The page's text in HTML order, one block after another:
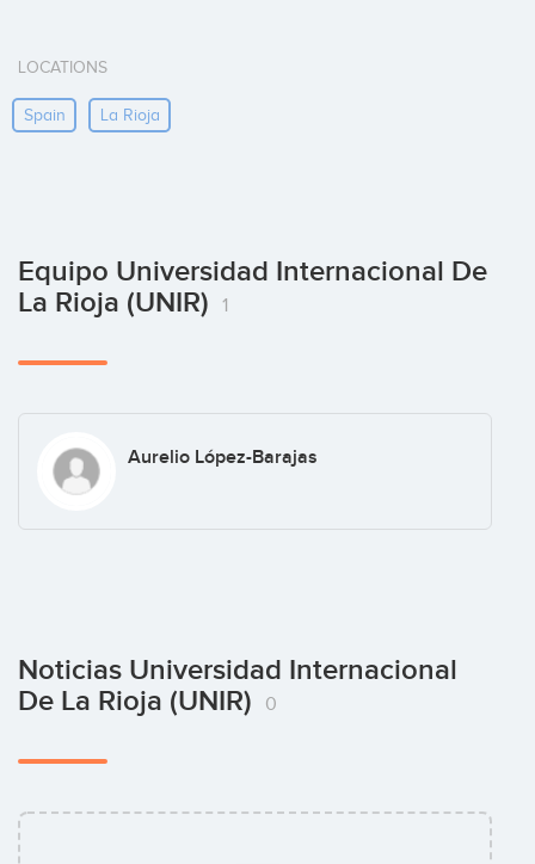
LOCATIONS
Spain La Rioja
Equipo Universidad Internacional De
La Rioja (UNIR)
1
Aurelio López-Barajas
Noticias Universidad Internacional
De La Rioja (UNIR)
0